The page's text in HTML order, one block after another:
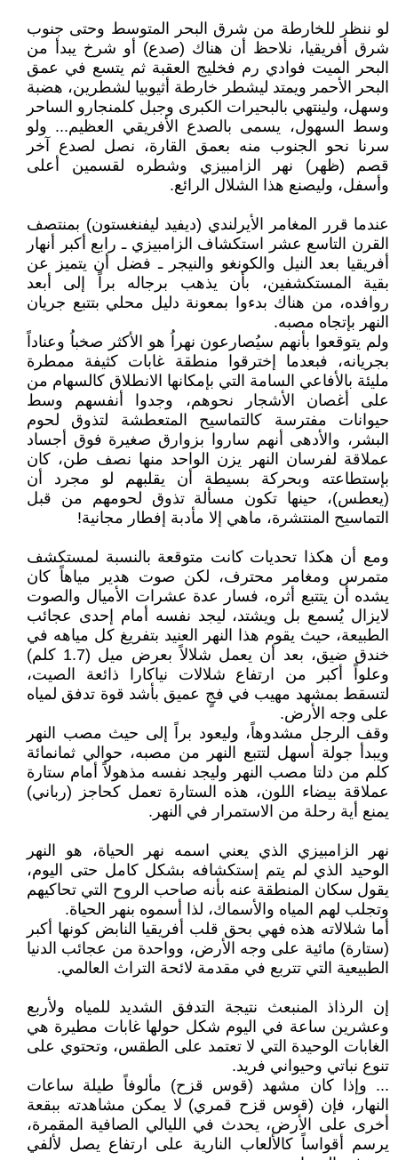
لو ننظر للخارطة من شرق البحر المتوسط وحتى جنوب
شرق أفريقيا، نلاحظ أن هناك (صدع) أو شرخ يبدأ من
البحر الميت فوادي رم فخليج العقبة ثم يتسع في عمق
البحر الأحمر ويمتد ليشطر خارطة أثيوبيا لشطرين، هضبة
وسهل، ولينتهي بالبحيرات الكبرى وجبل كلمنجارو الساحر
وسط السهول، يسمى بالصدع الأفريقي العظيم... ولو
سرنا نحو الجنوب منه بعمق القارة، نصل لصدع آخر
قصم (ظهر) نهر الزامبيزي وشطره لقسمين أعلى
وأسفل، وليصنع هذا الشلال الرائع.
عندما قرر المغامر الأيرلندي (ديفيد ليفنغستون) بمنتصف
القرن التاسع عشر استكشاف الزامبيزي ـ رابع أكبر أنهار
أفريقيا بعد النيل والكونغو والنيجر ـ فضل أن يتميز عن
بقية المستكشفين، بأن يذهب برجاله براً إلى أبعد
روافده، من هناك بدءوا بمعونة دليل محلي بتتبع جريان
النهر بإتجاه مصبه.
ولم يتوقعوا بأنهم سيُصارعون نهراُ هو الأكثر صخباُ وعناداً
بجريانه، فبعدما إخترقوا منطقة غابات كثيفة ممطرة
مليئة بالأفاعي السامة التي بإمكانها الانطلاق كالسهام من
على أغصان الأشجار نحوهم، وجدوا أنفسهم وسط
حيوانات مفترسة كالتماسيح المتعطشة لتذوق لحوم
البشر، والأدهى أنهم ساروا بزوارق صغيرة فوق أجساد
عملاقة لفرسان النهر يزن الواحد منها نصف طن، كان
بإستطاعته وبحركة بسيطة أن يقلبهم لو مجرد أن
(يعطس)، حينها تكون مسألة تذوق لحومهم من قبل
التماسيح المنتشرة، ماهي إلا مأدبة إفطار مجانية!
ومع أن هكذا تحديات كانت متوقعة بالنسبة لمستكشف
متمرس ومغامر محترف، لكن صوت هدير مياهاً كان
يشده أن يتتبع أثره، فسار عدة عشرات الأميال والصوت
لايزال يُسمع بل ويشتد، ليجد نفسه أمام إحدى عجائب
الطبيعة، حيث يقوم هذا النهر العنيد بتفريغ كل مياهه في
خندق ضيق، بعد أن يعمل شلالاً بعرض ميل (1.7 كلم)
وعلواً أكبر من ارتفاع شلالات نياكارا ذائعة الصيت،
لتسقط بمشهد مهيب في فجٍ عميق بأشد قوة تدفق لمياه
على وجه الأرض.
وقف الرجل مشدوهاً، وليعود براً إلى حيث مصب النهر
ويبدأ جولة أسهل لتتبع النهر من مصبه، حوالي ثمانمائة
كلم من دلتا مصب النهر وليجد نفسه مذهولاً أمام ستارة
عملاقة بيضاء اللون، هذه الستارة تعمل كحاجز (رباني)
يمنع أية رحلة من الاستمرار في النهر.
نهر الزامبيزي الذي يعني اسمه نهر الحياة، هو النهر
الوحيد الذي لم يتم إستكشافه بشكل كامل حتى اليوم،
يقول سكان المنطقة عنه بأنه صاحب الروح التي تحاكيهم
وتجلب لهم المياه والأسماك، لذا أسموه بنهر الحياة.
أما شلالاته هذه فهي بحق قلب أفريقيا النابض كونها أكبر
(ستارة) مائية على وجه الأرض، وواحدة من عجائب الدنيا
الطبيعية التي تتربع في مقدمة لائحة التراث العالمي.
إن الرذاذ المنبعث نتيجة التدفق الشديد للمياه ولأربع
وعشرين ساعة في اليوم شكل حولها غابات مطيرة هي
الغابات الوحيدة التي لا تعتمد على الطقس، وتحتوي على
تنوع نباتي وحيواني فريد.
... وإذا كان مشهد (قوس قزح) مألوفاً طيلة ساعات
النهار، فإن (قوس قزح قمري) لا يمكن مشاهدته ببقعة
أخرى على الأرض، يحدث في الليالي الصافية المقمرة،
يرسم أقواساً كالألعاب النارية على ارتفاع يصل لألفي